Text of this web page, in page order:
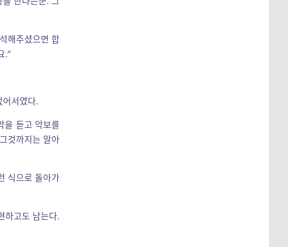
해주셨으면 합
.”
서였다.
을 듣고 악보를
것까지는 알아
식으로 돌아가
하고도 남는다.